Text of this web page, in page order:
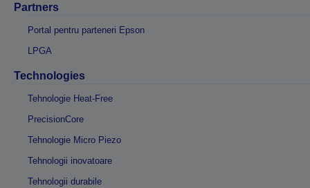
Partners
Portal pentru parteneri Epson
LPGA
Technologies
Tehnologie Heat-Free
PrecisionCore
Tehnologie Micro Piezo
Tehnologii inovatoare
Tehnologii durabile